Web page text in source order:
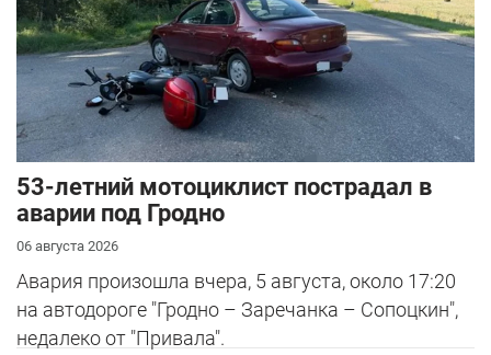
53-летний мотоциклист пострадал в
аварии под Гродно
06 августа 2026
Авария произошла вчера, 5 августа, около 17:20
на автодороге "Гродно – Заречанка – Сопоцкин",
недалеко от "Привала".